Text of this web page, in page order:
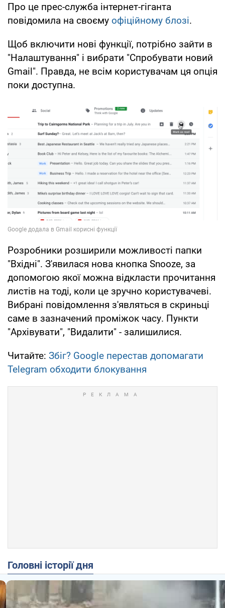
Про це прес-служба інтернет-гіганта
повідомила на своєму офіційному блозі.
Щоб включити нові функції, потрібно зайти в
"Налаштування" і вибрати "Спробувати новий
Gmail". Правда, не всім користувачам ця опція
поки доступна.
Розробники розширили можливості папки
"Вхідні". З'явилася нова кнопка Snooze, за
допомогою якої можна відкласти прочитання
листів на тоді, коли це зручно користувачеві.
Вибрані повідомлення з'являться в скриньці
саме в зазначений проміжок часу. Пункти
"Архівувати", "Видалити" - залишилися.
Читайте: Збіг? Google перестав допомагати
Telegram обходити блокування
Головні історії дня